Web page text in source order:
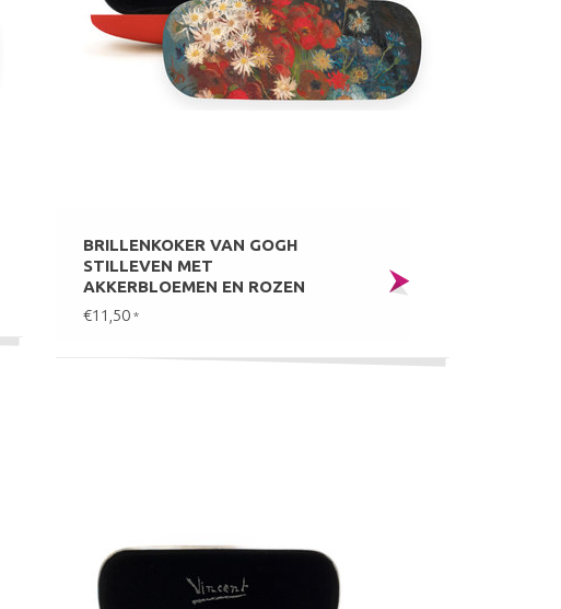
BRILLENKOKER VAN GOGH
STILLEVEN MET
AKKERBLOEMEN EN ROZEN
€11,50 *